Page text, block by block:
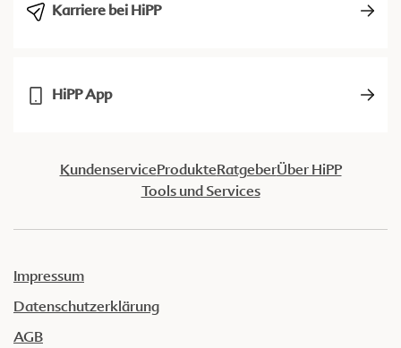
Karriere bei HiPP
HiPP App
KundenserviceProdukteRatgeberÜber HiPP
Tools und Services
Impressum
Datenschutzerklärung
AGB